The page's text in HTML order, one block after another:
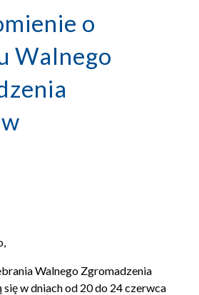
o
Walnego
Walnego Zgromadzenia
w dniach od 20 do 24 czerwca